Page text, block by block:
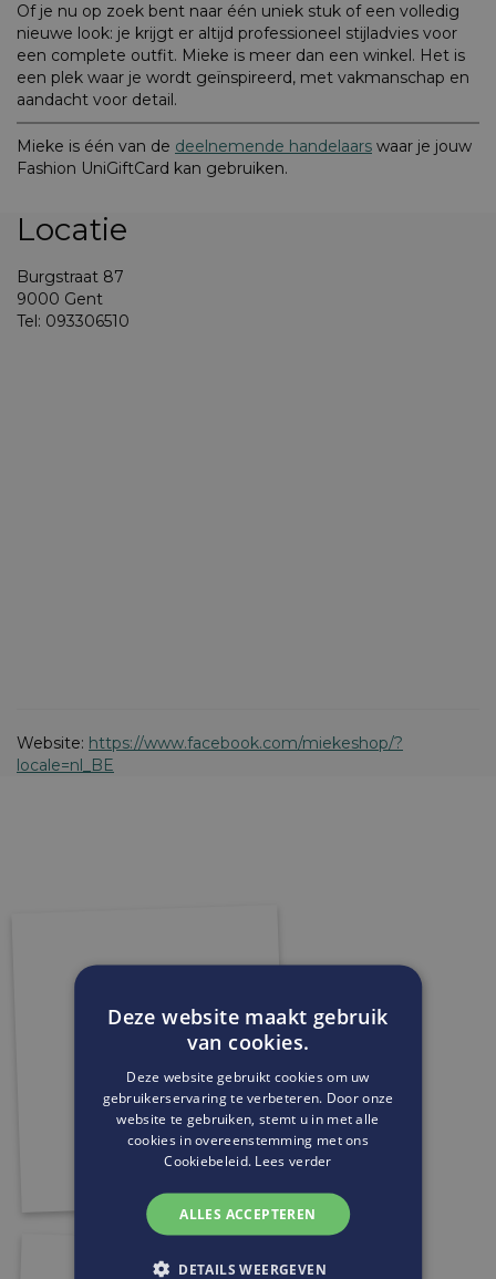
Of je nu op zoek bent naar één uniek stuk of een volledig
nieuwe look: je krijgt er altijd professioneel stijladvies voor
een complete outfit. Mieke is meer dan een winkel. Het is
een plek waar je wordt geïnspireerd, met vakmanschap en
aandacht voor detail.
Mieke is één van de deelnemende handelaars waar je jouw
Fashion UniGiftCard kan gebruiken.
Locatie
Burgstraat 87
9000 Gent
Tel: 093306510
Website: https://www.facebook.com/miekeshop/?
locale=nl_BE
Deze website maakt gebruik
van cookies.
Deze website gebruikt cookies om uw
gebruikerservaring te verbeteren. Door onze
website te gebruiken, stemt u in met alle
cookies in overeenstemming met ons
Cookiebeleid. Lees verder
ALLES ACCEPTEREN
DETAILS WEERGEVEN